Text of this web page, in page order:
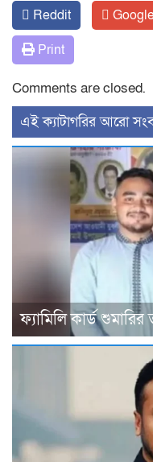
Reddit
Print
Comments are closed.
‍এই ক্যাটাগরির ‍আরো
ফ্যামিলি কার্ড শুমারির